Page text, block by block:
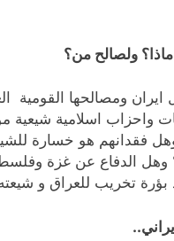
ولصالح من؟
ومصالحها القومية
واحزاب اسلامية شيعية
فقدانهم هو خسارة
وهل الدفاع عن غزة
بعد 2003 بجعل سوريا مقرا